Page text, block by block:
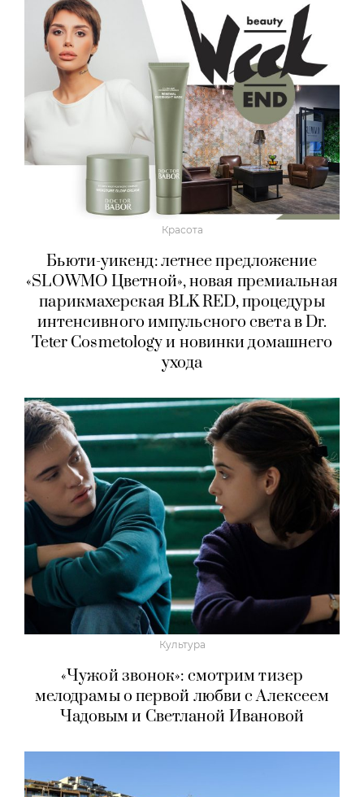
Красота
Бьюти-уикенд: летнее предложение
«SLOWMO Цветной», новая премиальная
парикмахерская BLK RED, процедуры
интенсивного импульсного света в Dr.
Teter Cosmetology и новинки домашнего
ухода
Культура
«Чужой звонок»: смотрим тизер
мелодрамы о первой любви с Алексеем
Чадовым и Светланой Ивановой